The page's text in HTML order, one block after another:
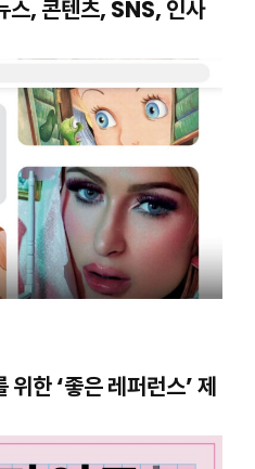
스, 콘텐츠, SNS, 인사
위한 ‘좋은 레퍼런스’ 제